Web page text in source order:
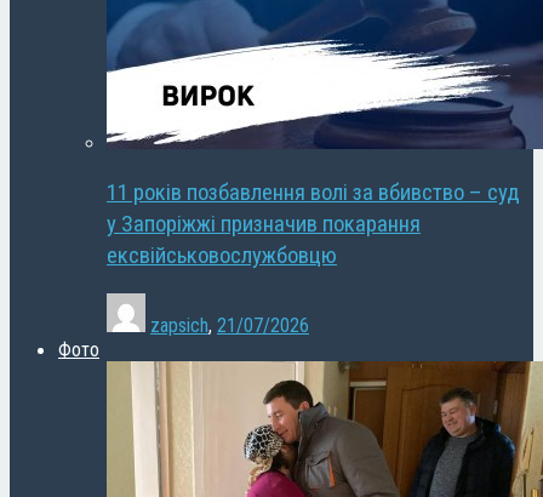
11 років позбавлення волі за вбивство – суд
у Запоріжжі призначив покарання
ексвійськовослужбовцю
zapsich, 21/07/2026
Фото